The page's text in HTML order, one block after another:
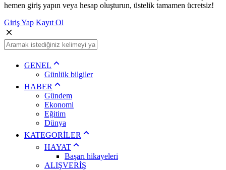
hemen giriş yapın veya hesap oluşturun, üstelik tamamen ücretsiz!
Giriş Yap Kayıt Ol
GENEL
Günlük bilgiler
HABER
Gündem
Ekonomi
Eğitim
Dünya
KATEGORİLER
HAYAT
Başarı hikayeleri
ALIŞVERİŞ